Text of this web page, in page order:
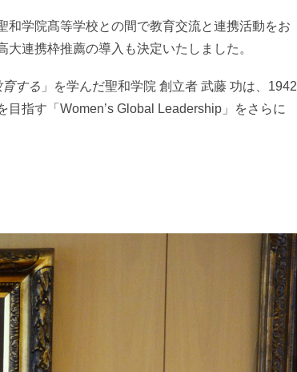
学院髙等学校との間で教育交流と連携活動をお
連携枠推薦の導入も決定いたしました。
する 」を学んだ聖和学院 創立者 武藤 功は、1942
指す「Women’s Global Leadership」をさらに